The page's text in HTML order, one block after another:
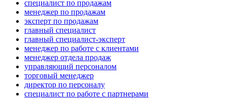
специалист по продажам
менеджер по продажам
эксперт по продажам
главный специалист
главный специалист-эксперт
менеджер по работе с клиентами
менеджер отдела продаж
управляющий персоналом
торговый менеджер
директор по персоналу
специалист по работе с партнерами